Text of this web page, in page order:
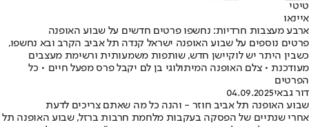
טיטי
איינאו
ארבע מעצבות חרדיות: נחשפו פרטים חדשים על שבוע האופנה
פרטים נוספים על שבוע האופנה ישראל קנדה תל אביב הקרב ובא נחשפו,
כשבין היתר יש לוקיישן חדש, שותפות משמעותית ורשימת מעצבים
מעודכנת • צלם האופנה המיתולוגי בן לם יקבל פרס מפעל חיים • כל
הפרטים
דור גבאי04.09.2025
שבוע האופנה תל אביב חוזר - והנה כל מה שאתם צריכים לדעת
אחרי שנתיים של הפסקה בעקבות מלחמת חרבות ברזל, שבוע האופנה תל